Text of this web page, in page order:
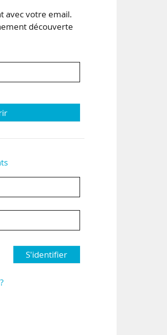
avec votre email.
découverte
S'identifier